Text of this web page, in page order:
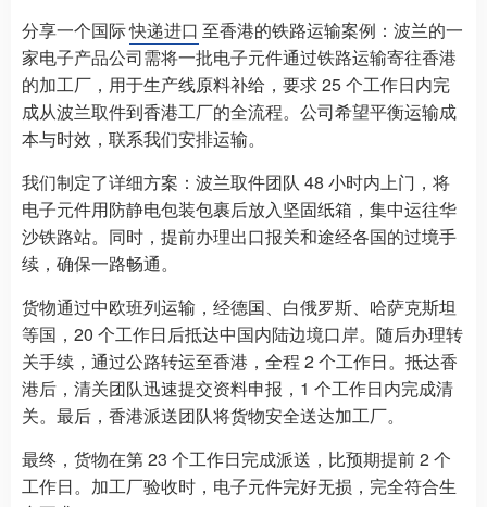
分享一个国际快递进口 至香港的铁路运输案例：波兰的一
家电子产品公司需将一批电子元件通过铁路运输寄往香港
的加工厂，用于生产线原料补给，要求 25 个工作日内完
成从波兰取件到香港工厂的全流程。公司希望平衡运输成
本与时效，联系我们安排运输。​
我们制定了详细方案：波兰取件团队 48 小时内上门，将
电子元件用防静电包装包裹后放入坚固纸箱，集中运往华
沙铁路站。同时，提前办理出口报关和途经各国的过境手
续，确保一路畅通。​
货物通过中欧班列运输，经德国、白俄罗斯、哈萨克斯坦
等国，20 个工作日后抵达中国内陆边境口岸。随后办理转
关手续，通过公路转运至香港，全程 2 个工作日。抵达香
港后，清关团队迅速提交资料申报，1 个工作日内完成清
关。最后，香港派送团队将货物安全送达加工厂。​
最终，货物在第 23 个工作日完成派送，比预期提前 2 个
工作日。加工厂验收时，电子元件完好无损，完全符合生